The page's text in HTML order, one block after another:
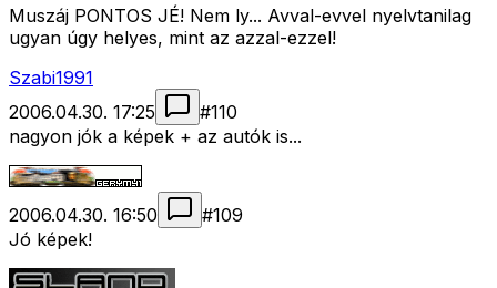
Muszáj PONTOS JÉ! Nem ly... Avval-evvel nyelvtanilag
ugyan úgy helyes, mint az azzal-ezzel!
Szabi1991
2006.04.30. 17:25
#110
nagyon jók a képek + az autók is...
2006.04.30. 16:50 #109
Jó képek!